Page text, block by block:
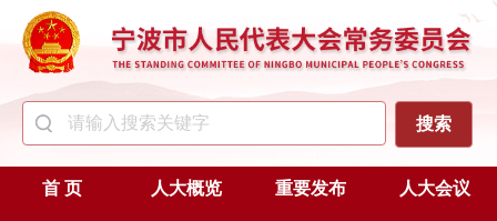
首 页 人大概览 重要发布 人大会议